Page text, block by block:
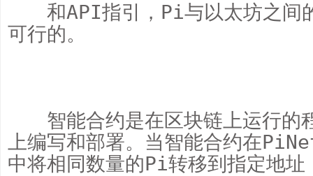
和API指引，Pi与以太坊之间的
可行的。
智能合约是在区块链上运行的
上编写和部署。当智能合约在
中将相同数量的Pi转移到指定地址